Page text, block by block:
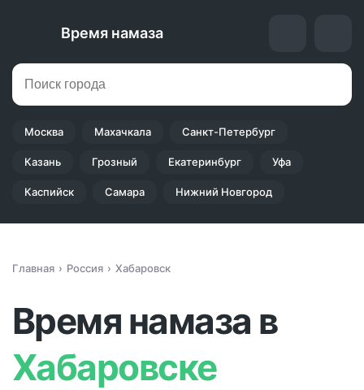
Время намаза
Москва Махачкала Санкт-Петербург
Казань Грозный Екатеринбург Уфа
Каспийск Самара Нижний Новгород
Главная Россия Хабаровск
Время намаза в
Хабаровске